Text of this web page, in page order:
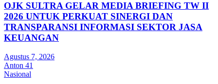
OJK SULTRA GELAR MEDIA BRIEFING TW II
2026 UNTUK PERKUAT SINERGI DAN
TRANSPARANSI INFORMASI SEKTOR JASA
KEUANGAN
Agustus 7, 2026
Anton 41
Nasional